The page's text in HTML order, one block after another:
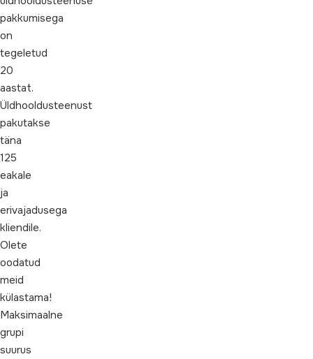
pakkumisega
on
tegeletud
20
aastat.
Üldhooldusteenust
pakutakse
täna
125
eakale
ja
erivajadusega
kliendile.
Olete
oodatud
meid
külastama!
Maksimaalne
grupi
suurus